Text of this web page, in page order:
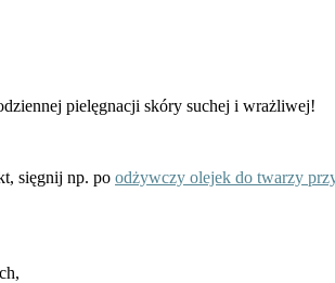
pielęgnacji skóry suchej i wrażliwej!
sięgnij np. po odżywczy olejek do twarzy